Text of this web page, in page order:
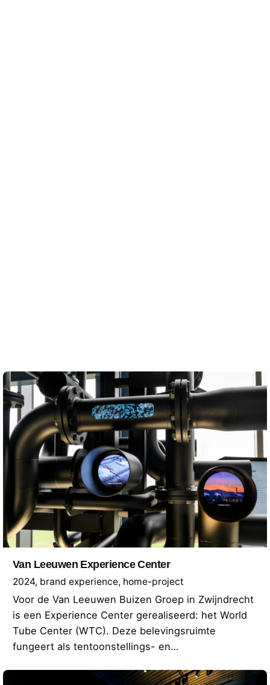
Van Leeuwen Experience Center
2024 brand experience home-project
Voor de Van Leeuwen Buizen Groep in Zwijndrecht
is een Experience Center gerealiseerd: het World
Tube Center (WTC). Deze belevingsruimte
fungeert als tentoonstellings- en…